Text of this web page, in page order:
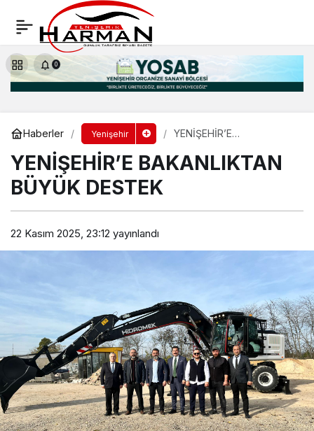
0
Haberler Yenişehir
YENİŞEHİR’E
DESTEK
YENİŞEHİR’E BAKANLIKTAN
BÜYÜK DESTEK
22 Kasım 2025, 23:12 yayınlandı
BAŞKAN ERCAN ÖZEL: “ŞEHRİMİZİN
YENİDEN İNŞA ETMEK İÇİN HAZIRIZ”
Yorum Yap Paylaş